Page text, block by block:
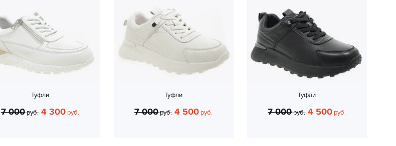
Туфли
7 000руб. 4 300руб.
Туфли
7 000руб. 4 500 руб.
Туфли
7 000руб. 4 500 руб.